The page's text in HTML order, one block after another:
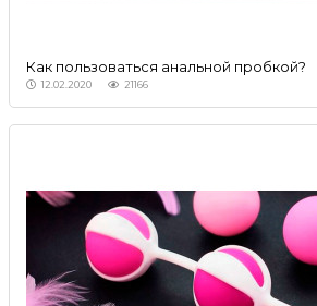
Как пользоваться анальной пробкой?
12.02.2020 21166